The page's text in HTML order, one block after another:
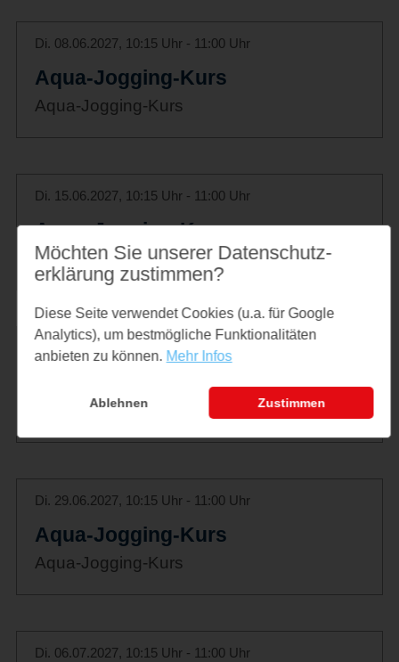
Di. 08.06.2027, 10:15 Uhr - 11:00 Uhr
Aqua-Jogging-Kurs
Aqua-Jogging-Kurs
Di. 15.06.2027, 10:15 Uhr - 11:00 Uhr
Aqua-Jogging-Kurs
Aqua-Jogging-Kurs
Di. 22.06.2027, 10:15 Uhr - 11:00 Uhr
Aqua-Jogging-Kurs
Aqua-Jogging-Kurs
Di. 29.06.2027, 10:15 Uhr - 11:00 Uhr
Aqua-Jogging-Kurs
Aqua-Jogging-Kurs
Di. 06.07.2027, 10:15 Uhr - 11:00 Uhr
Möchten Sie unserer Datenschutz­
erklärung zustimmen?
Diese Seite verwendet Cookies (u.a. für Google
Analytics), um bestmögliche Funktionalitäten
anbieten zu können. Mehr Infos
Ablehnen Zustimmen